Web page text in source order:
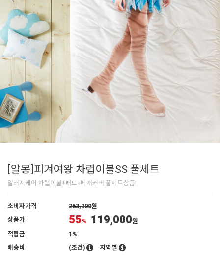
[알몽]피겨여왕 차렵이불SS 풀세트
알러지케어 차렵이불+패드+베개커버 풀세트상품!
소비자가격 263,000원
상품가
55% 119,000원
적립금
1%
배송비
(조건) 지역별